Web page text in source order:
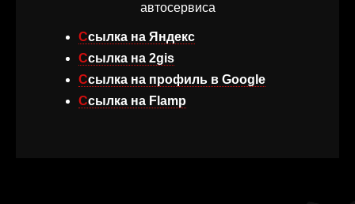
автосервиса
Ссылка на Яндекс
Ссылка на 2gis
Ссылка на профиль в Google
Ссылка на Flamp